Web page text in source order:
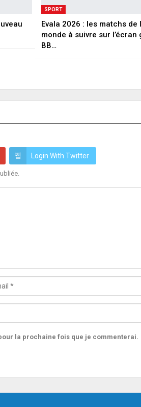
SPORT
Evala 2026 : les matchs de
monde à suivre sur l’écran
BB…
Login With Twitter
la prochaine fois que je commenterai.